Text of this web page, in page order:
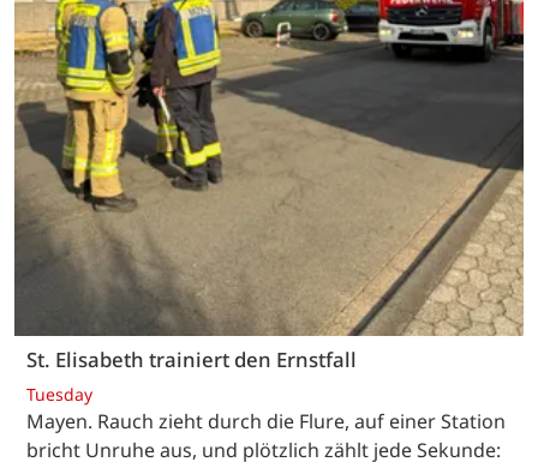
St. Elisabeth trainiert den Ernstfall
Tuesday
Mayen. Rauch zieht durch die Flure, auf einer Station
bricht Unruhe aus, und plötzlich zählt jede Sekunde: